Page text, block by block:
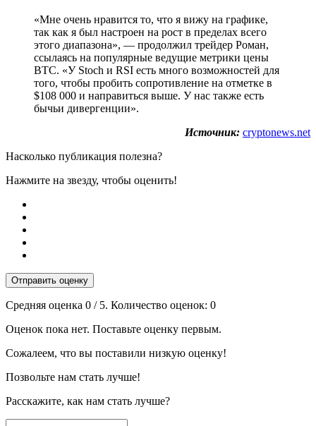
«Мне очень нравится то, что я вижу на графике,
так как я был настроен на рост в пределах всего
этого диапазона», — продолжил трейдер Роман,
ссылаясь на популярные ведущие метрики цены
BTC. «У Stoch и RSI есть много возможностей для
того, чтобы пробить сопротивление на отметке в
$108 000 и направиться выше. У нас также есть
бычьи дивергенции».
Источник: cryptonews.net
Насколько публикация полезна?
Нажмите на звезду, чтобы оценить!
Отправить оценку
Средняя оценка 0 / 5. Количество оценок: 0
Оценок пока нет. Поставьте оценку первым.
Сожалеем, что вы поставили низкую оценку!
Позвольте нам стать лучше!
Расскажите, как нам стать лучше?